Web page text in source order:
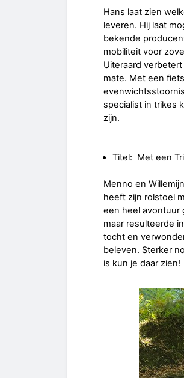
Hans laat zien
leveren. Hij laat
bekende
mobiliteit voor
Uiteraard
mate. Met een
specialist in trikes
zijn.
Titel: Met een
Menno en
heeft zijn rolstoel
een heel avontuur
maar resulteerde
tocht en
beleven. Sterker
is kun je daar zien!